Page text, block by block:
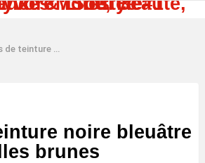
noire bleuâtre pour les filles brunes
noire bleuâtre
brunes